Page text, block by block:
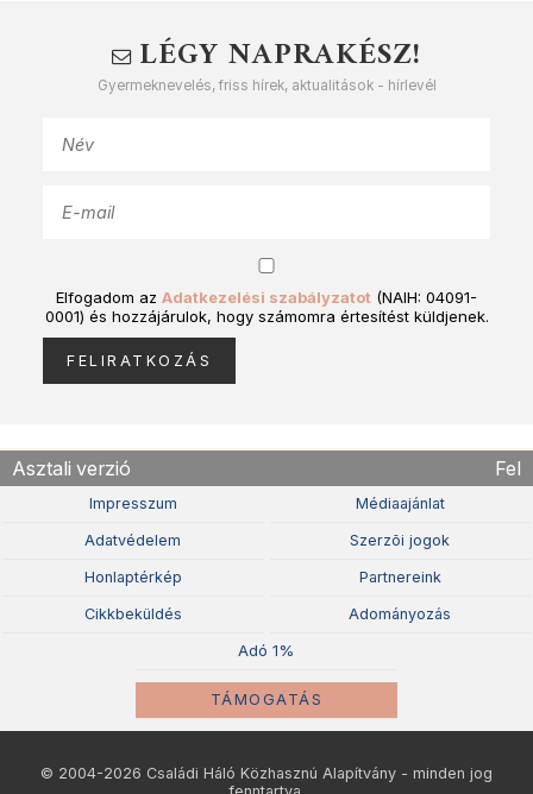
LÉGY NAPRAKÉSZ!
Gyermeknevelés, friss hírek, aktualitások - hírlevél
Elfogadom az Adatkezelési szabályzatot (NAIH: 04091-
0001) és hozzájárulok, hogy számomra értesítést küldjenek.
Asztali verzió Fel
Impresszum Médiaajánlat
Adatvédelem Szerzõi jogok
Honlaptérkép Partnereink
Cikkbeküldés Adományozás
Adó 1%
TÁMOGATÁS
© 2004-2026 Családi Háló Közhasznú Alapítvány - minden jog